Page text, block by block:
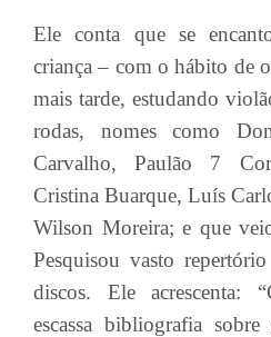
Ele conta que se
criança – com o hábito de
mais tarde, estudando
rodas, nomes como
Carvalho, Paulão 7
Cristina Buarque, Luís
Wilson Moreira; e que
Pesquisou vasto
discos. Ele acrescenta:
escassa bibliografia sobre